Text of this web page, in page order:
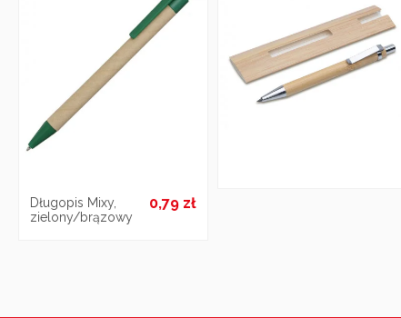
Długopis Mixy,
zielony/brązowy
0,79 zł